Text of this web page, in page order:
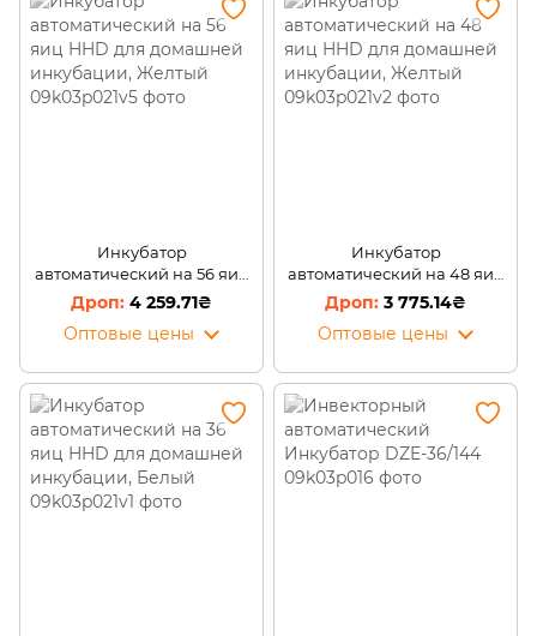
Инкубатор
автоматический на 56 яиц
HHD для домашней
инкубации, Желтый
4 259.71₴
Оптовые цены
Инкубатор
автоматический на 48 яиц
HHD для домашней
инкубации, Желтый
3 775.14₴
Оптовые цены